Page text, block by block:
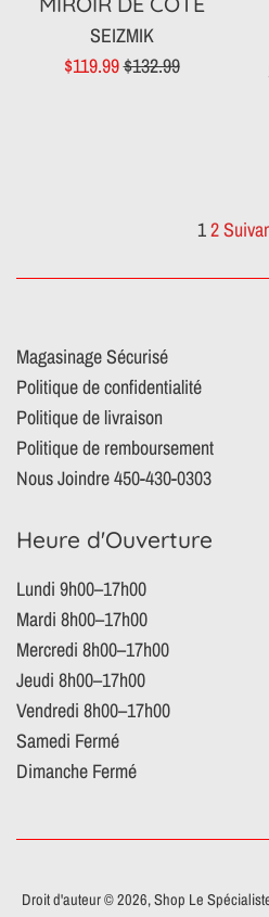
SEIZMIK
Prix
$119.99Prix
$132.99
12
Magasinage Sécurisé
Politique de confidentialité
Politique de livraison
Politique de remboursement
Nous Joindre 450-430-0303
Heure d'Ouverture
Lundi 9h00–17h00
Mardi 8h00–17h00
Mercredi 8h00–17h00
Jeudi 8h00–17h00
Vendredi 8h00–17h00
Samedi Fermé
Dimanche Fermé
Droit d'auteur © 2026,Shop Le